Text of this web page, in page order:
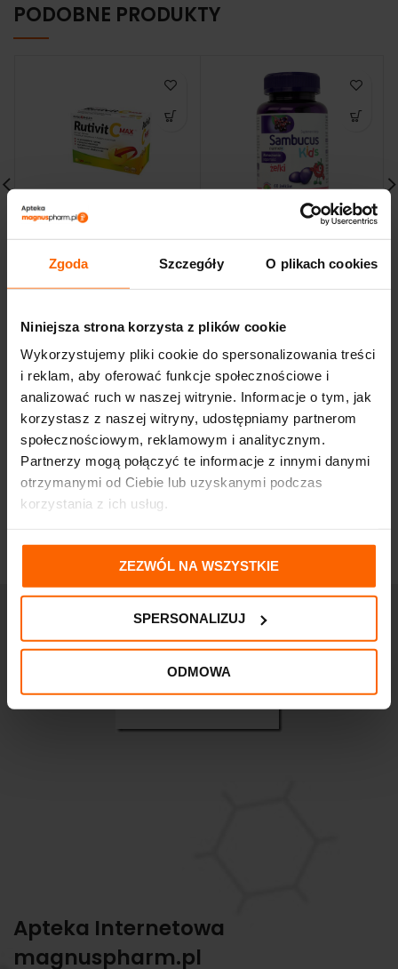
Zgoda Szczegóły O plikach cookies
Niniejsza strona korzysta z plików cookie
Wykorzystujemy pliki cookie do spersonalizowania treści
i reklam, aby oferować funkcje społecznościowe i
analizować ruch w naszej witrynie. Informacje o tym, jak
korzystasz z naszej witryny, udostępniamy partnerom
społecznościowym, reklamowym i analitycznym.
Partnerzy mogą połączyć te informacje z innymi danymi
otrzymanymi od Ciebie lub uzyskanymi podczas
korzystania z ich usług.
ZEZWÓL NA WSZYSTKIE
SPERSONALIZUJ
ODMOWA
PODOBNE PRODUKTY
RUTIVIT C MAX witamina
C Rutyna na odporność
120tabletek
8,40zł
SAMBUCUS Kids żelki na
odporność dla dzieci 60
sztuk
16,30zł
Apteka Internetowa
magnuspharm.pl